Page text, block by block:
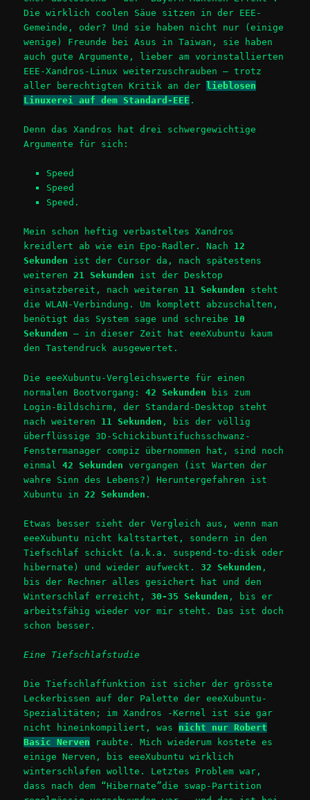
Die wirklich coolen Säue sitzen in der EEE-
Gemeinde, oder? Und sie haben nicht nur (einige
wenige) Freunde bei Asus in Taiwan, sie haben
auch gute Argumente, lieber am vorinstallierten
EEE-Xandros-Linux weiterzuschrauben – trotz
aller berechtigten Kritik an der
lieblosen
Linuxerei auf dem Standard-EEE .
Denn das Xandros hat drei schwergewichtige
Argumente für sich:
Speed
Speed
Speed.
Mein schon heftig verbasteltes Xandros
kreidlert ab wie ein Epo-Radler. Nach 12
Sekunden ist der Cursor da, nach spätestens
weiteren21 Sekunden ist der Desktop
einsatzbereit, nach weiteren 11 Sekunden steht
die WLAN-Verbindung. Um komplett abzuschalten,
benötigt das System sage und schreibe 10
Sekunden – in dieser Zeit hat eeeXubuntu kaum
den Tastendruck ausgewertet.
Die eeeXubuntu-Vergleichswerte für einen
normalen Bootvorgang:42 Sekunden bis zum
Login-Bildschirm, der Standard-Desktop steht
nach weiteren 11 Sekunden , bis der völlig
überflüssige 3D-Schickibuntifuchsschwanz-
Fenstermanager compiz übernommen hat, sind noch
einmal42 Sekunden vergangen (ist Warten der
wahre Sinn des Lebens?) Heruntergefahren ist
Xubuntu in 22 Sekunden .
Etwas besser sieht der Vergleich aus, wenn man
eeeXubuntu nicht kaltstartet, sondern in den
Tiefschlaf schickt (a.k.a. suspend-to-disk oder
hibernate) und wieder aufweckt.32 Sekunden ,
bis der Rechner alles gesichert hat und den
Winterschlaf erreicht,30-35 Sekunden , bis er
arbeitsfähig wieder vor mir steht. Das ist doch
schon besser.
Eine Tiefschlafstudie
Die Tiefschlaffunktion ist sicher der grösste
Leckerbissen auf der Palette der eeeXubuntu-
Spezialitäten; im Xandros -Kernel ist sie gar
nicht hineinkompiliert, was nicht nur Robert
Basic Nerven raubte. Mich wiederum kostete es
einige Nerven, bis eeeXubuntu wirklich
winterschlafen wollte. Letztes Problem war,
dass nach dem “Hibernate”die swap-Partition